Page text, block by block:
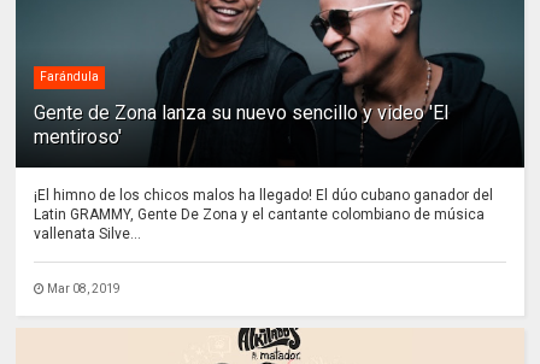
Farándula
Gente de Zona lanza su nuevo sencillo y video 'El
mentiroso'
¡El himno de los chicos malos ha llegado! El dúo cubano ganador del
Latin GRAMMY, Gente De Zona y el cantante colombiano de música
vallenata Silve...
Mar 08, 2019